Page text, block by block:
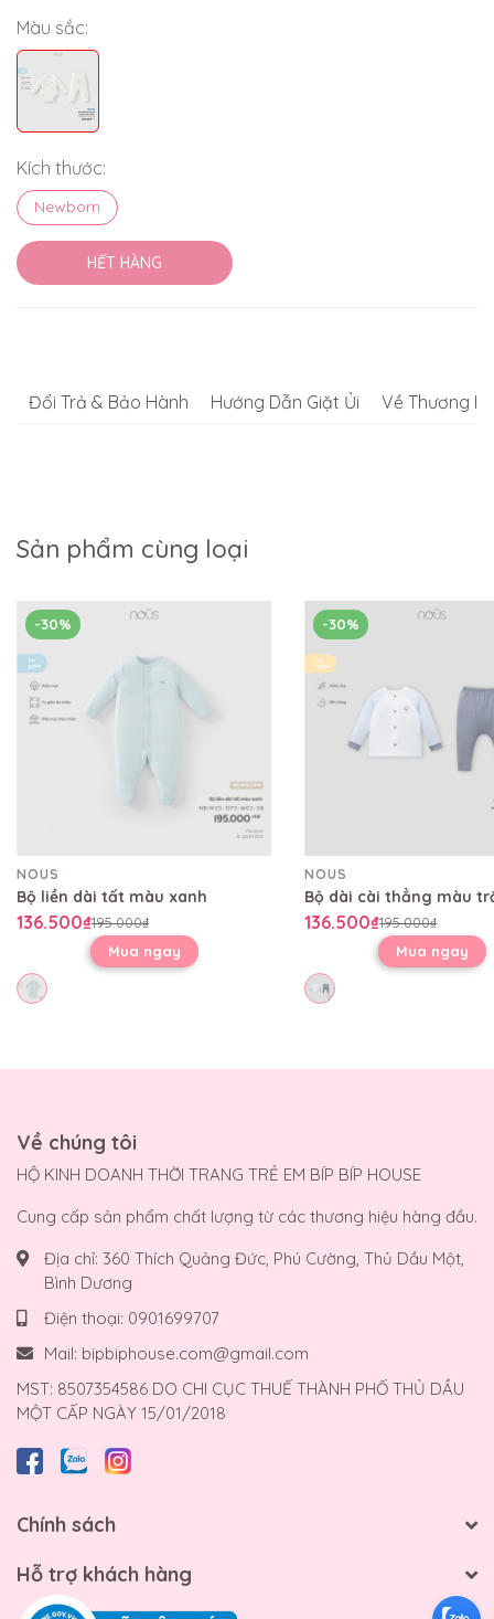
Màu sắc:
Kích thước:
Newborn
HẾT HÀNG
Đổi Trả & Bảo Hành Hướng Dẫn Giặt Ủi Về Thương
Sản phẩm cùng loại
-30%
NOUS
Bộ liền dài tất màu xanh
136.500₫195.000₫
Mua ngay
-30%
NOUS
136.500₫195.000₫
Mua ngay
Về chúng tôi
HỘ KINH DOANH THỜI TRANG TRẺ EM BÍP BÍP HOUSE
Cung cấp sản phẩm chất lượng từ các thương hiệu hàng đầu.
Địa chỉ: 360 Thích Quảng Đức, Phú Cường, Thủ Dầu Một,
Bình Dương
Điện thoại: 0901699707
Mail: bipbiphouse.com@gmail.com
MST: 8507354586 DO CHI CỤC THUẾ THÀNH PHỐ THỦ DẦU
MỘT CẤP NGÀY 15/01/2018
Chính sách
Hỗ trợ khách hàng